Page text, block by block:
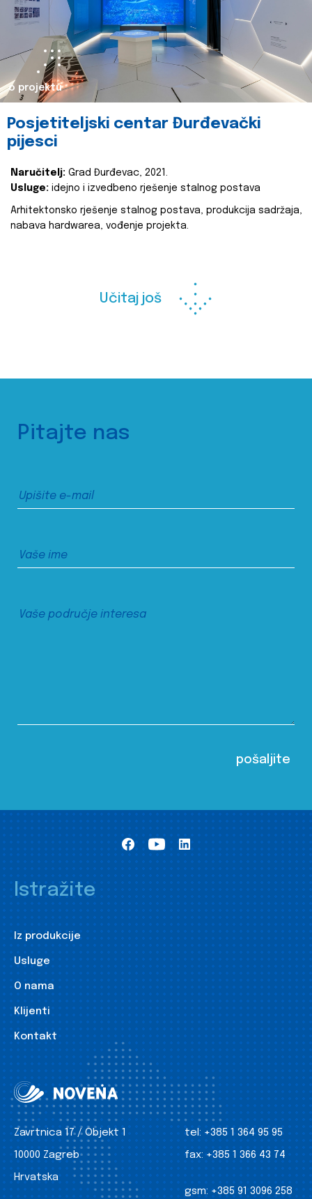
o projektu
Posjetiteljski centar Đurđevački
pijesci
Naručitelj: Grad Đurđevac, 2021.
Usluge: idejno i izvedbeno rješenje stalnog postava
Arhitektonsko rješenje stalnog postava, produkcija sadržaja,
nabava hardwarea, vođenje projekta.
Učitaj još
Pitajte nas
Istražite
Iz produkcije
Usluge
O nama
Klijenti
Kontakt
Zavrtnica 17 / Objekt 1
10000 Zagreb
Hrvatska
tel: +385 1 364 95 95
fax: +385 1 366 43 74
gsm: +385 91 3096 258